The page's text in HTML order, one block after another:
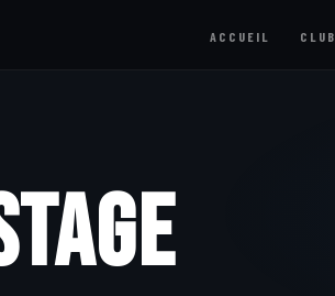
ACCUEIL CLUB